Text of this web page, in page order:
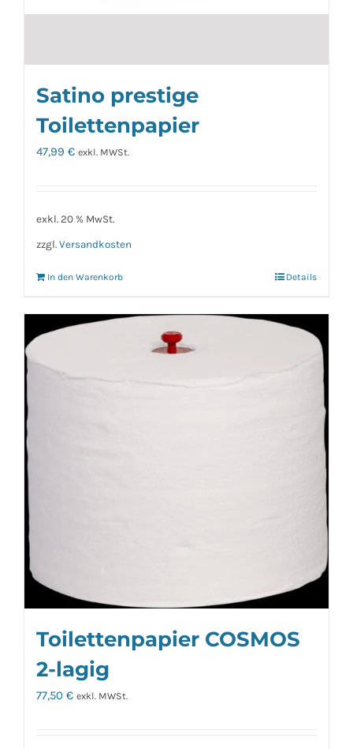
Satino prestige
Toilettenpapier
47,99 € exkl. MWSt.
exkl. 20 % MwSt.
zzgl. Versandkosten
In den Warenkorb Details
Toilettenpapier COSMOS
2-lagig
77,50 € exkl. MWSt.